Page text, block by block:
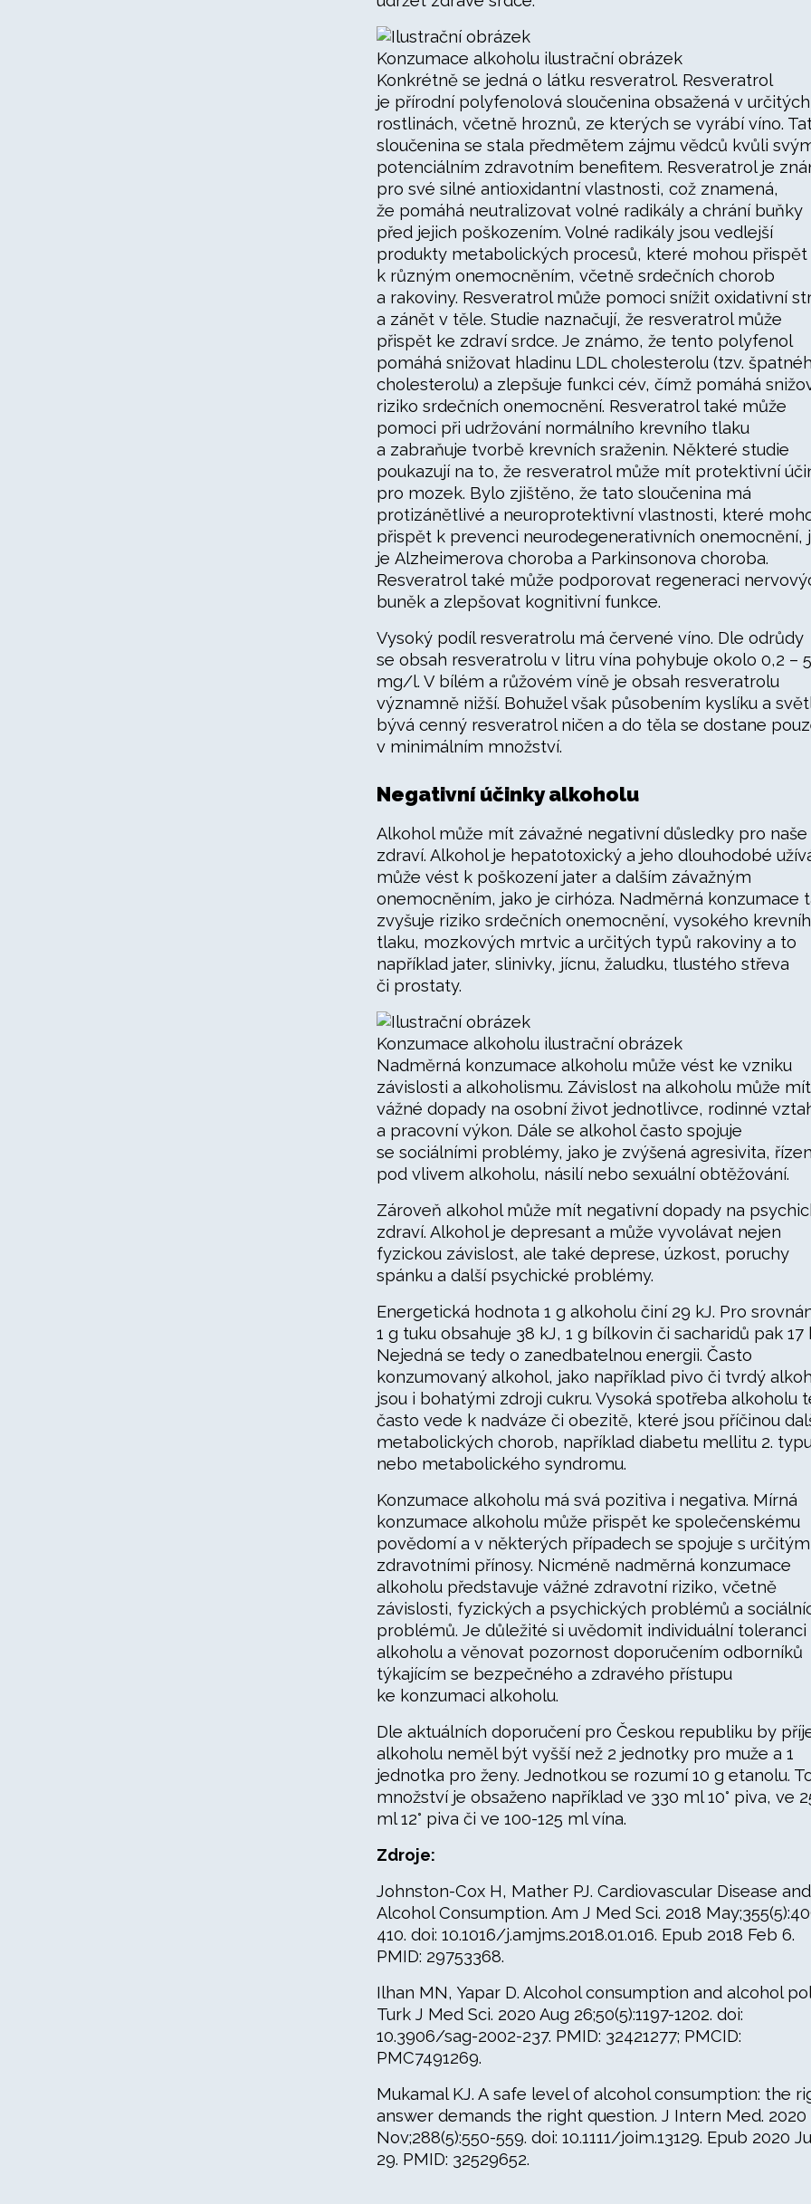
Konzumace alkoholu ilustrační obrázek
Konkrétně se jedná o látku resveratrol. Resveratrol
je přírodní polyfenolová sloučenina obsažená v určitých
rostlinách, včetně hroznů, ze kterých se vyrábí víno.
sloučenina se stala předmětem zájmu vědců kvůli
potenciálním zdravotním benefitem. Resveratrol je
pro své silné antioxidantní vlastnosti, což znamená,
že pomáhá neutralizovat volné radikály a chrání buňky
před jejich poškozením. Volné radikály jsou vedlejší
produkty metabolických procesů, které mohou přispět
k různým onemocněním, včetně srdečních chorob
a rakoviny. Resveratrol může pomoci snížit oxidativní
a zánět v těle. Studie naznačují, že resveratrol může
přispět ke zdraví srdce. Je známo, že tento polyfenol
pomáhá snižovat hladinu LDL cholesterolu (tzv.
cholesterolu) a zlepšuje funkci cév, čímž pomáhá
riziko srdečních onemocnění. Resveratrol také může
pomoci při udržování normálního krevního tlaku
a zabraňuje tvorbě krevních sraženin. Některé studie
poukazují na to, že resveratrol může mít protektivní
pro mozek. Bylo zjištěno, že tato sloučenina má
protizánětlivé a neuroprotektivní vlastnosti, které
přispět k prevenci neurodegenerativních onemocnění,
je Alzheimerova choroba a Parkinsonova choroba.
Resveratrol také může podporovat regeneraci
buněk a zlepšovat kognitivní funkce.
Vysoký podíl resveratrolu má červené víno. Dle odrůdy
se obsah resveratrolu v litru vína pohybuje okolo 0,2 –
mg/l. V bílém a růžovém víně je obsah resveratrolu
významně nižší. Bohužel však působením kyslíku a
bývá cenný resveratrol ničen a do těla se dostane
v minimálním množství.
Negativní účinky alkoholu
Alkohol může mít závažné negativní důsledky pro naše
zdraví. Alkohol je hepatotoxický a jeho dlouhodobé
může vést k poškození jater a dalším závažným
onemocněním, jako je cirhóza. Nadměrná konzumace
zvyšuje riziko srdečních onemocnění, vysokého
tlaku, mozkových mrtvic a určitých typů rakoviny a to
například jater, slinivky, jícnu, žaludku, tlustého střeva
či prostaty.
Konzumace alkoholu ilustrační obrázek
Nadměrná konzumace alkoholu může vést ke vzniku
závislosti a alkoholismu. Závislost na alkoholu může mít
vážné dopady na osobní život jednotlivce, rodinné
a pracovní výkon. Dále se alkohol často spojuje
se sociálními problémy, jako je zvýšená agresivita,
pod vlivem alkoholu, násilí nebo sexuální obtěžování.
Zároveň alkohol může mít negativní dopady na
zdraví. Alkohol je depresant a může vyvolávat nejen
fyzickou závislost, ale také deprese, úzkost, poruchy
spánku a další psychické problémy.
Energetická hodnota 1 g alkoholu činí 29 kJ. Pro
1 g tuku obsahuje 38 kJ, 1 g bílkovin či sacharidů pak 17
Nejedná se tedy o zanedbatelnou energii. Často
konzumovaný alkohol, jako například pivo či tvrdý
jsou i bohatými zdroji cukru. Vysoká spotřeba alkoholu
často vede k nadváze či obezitě, které jsou příčinou
metabolických chorob, například diabetu mellitu 2.
nebo metabolického syndromu.
Konzumace alkoholu má svá pozitiva i negativa. Mírná
konzumace alkoholu může přispět ke společenskému
povědomí a v některých případech se spojuje s
zdravotními přínosy. Nicméně nadměrná konzumace
alkoholu představuje vážné zdravotní riziko, včetně
závislosti, fyzických a psychických problémů a
problémů. Je důležité si uvědomit individuální toleranci
alkoholu a věnovat pozornost doporučením odborníků
týkajícím se bezpečného a zdravého přístupu
ke konzumaci alkoholu.
Dle aktuálních doporučení pro Českou republiku by
alkoholu neměl být vyšší než 2 jednotky pro muže a 1
jednotka pro ženy. Jednotkou se rozumí 10 g etanolu.
množství je obsaženo například ve 330 ml 10° piva, ve
ml 12° piva či ve 100-125 ml vína.
Zdroje:
Johnston-Cox H, Mather PJ. Cardiovascular Disease and
Alcohol Consumption. Am J Med Sci. 2018
410. doi: 10.1016/j.amjms.2018.01.016. Epub 2018 Feb 6.
PMID: 29753368.
Ilhan MN, Yapar D. Alcohol consumption and alcohol
Turk J Med Sci. 2020 Aug 26;50(5):1197-1202. doi:
10.3906/sag-2002-237. PMID: 32421277; PMCID:
PMC7491269.
Mukamal KJ. A safe level of alcohol consumption: the
answer demands the right question. J Intern Med. 2020
Nov;288(5):550-559. doi: 10.1111/joim.13129. Epub 2020
29. PMID: 32529652.